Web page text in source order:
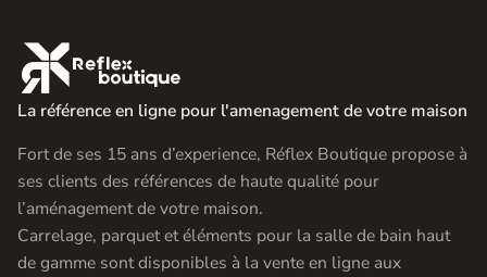

La référence en ligne pour l'amenagement de votre maison
Fort de ses 15 ans d’experience, Réflex Boutique propose à
ses clients des références de haute qualité pour
l’aménagement de votre maison.
Carrelage, parquet et éléments pour la salle de bain haut
de gamme sont disponibles à la vente en ligne aux